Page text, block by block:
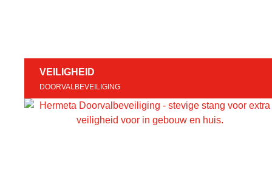
VEILIGHEID
DOORVALBEVEILIGING